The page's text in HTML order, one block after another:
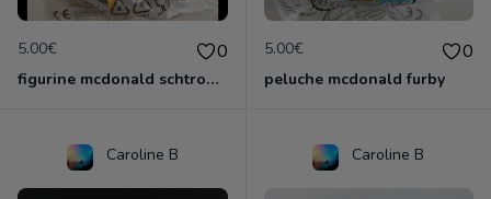
5.00€ 0
figurine mcdonald schtroumpf
5.00€ 0
peluche mcdonald furby
Caroline B Caroline B